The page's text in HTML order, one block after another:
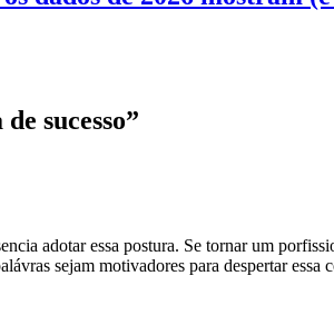
sucesso”
adotar essa postura. Se tornar um
sejam motivadores para despertar essa